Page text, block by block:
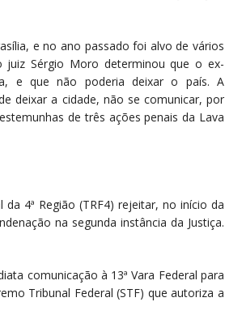
e no ano passado foi alvo de vários
Sérgio Moro determinou que o ex-
e que não poderia deixar o país. A
deixar a cidade, não se comunicar, por
de três ações penais da Lava
4ª Região (TRF4) rejeitar, no início da
na segunda instância da Justiça.
comunicação à 13ª Vara Federal para
Tribunal Federal (STF) que autoriza a